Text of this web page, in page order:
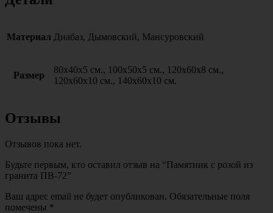
Материал Диабаз, Дымовский, Мансуровский
Размер
80х40х5 см., 100х50х5 см., 120х60х8 см.,
120х60х10 см., 140х60х10 см.
Отзывы
Отзывов пока нет.
Будьте первым, кто оставил отзыв на “Памятник с розой из
гранита ПВ-72”
Ваш адрес email не будет опубликован. Обязательные поля
помечены *